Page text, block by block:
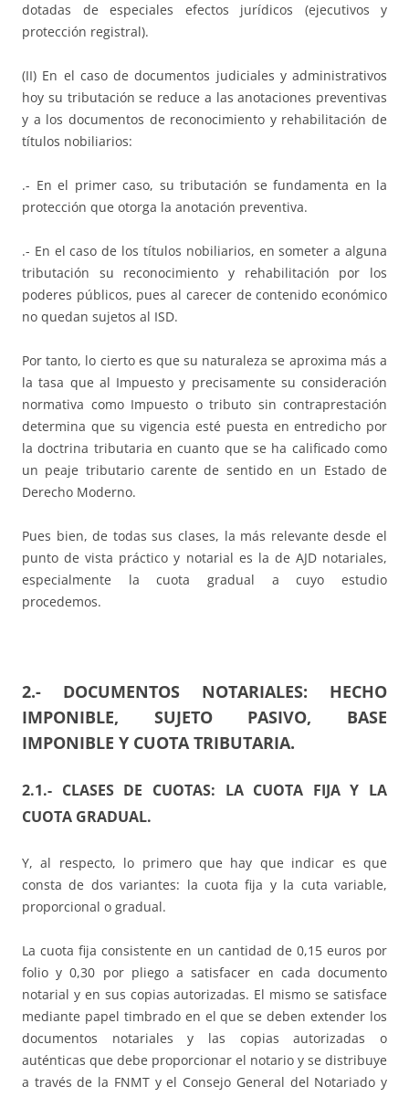
dotadas de especiales efectos jurídicos (ejecutivos y
protección registral).
(II) En el caso de documentos judiciales y administrativos
hoy su tributación se reduce a las anotaciones preventivas
y a los documentos de reconocimiento y rehabilitación de
títulos nobiliarios:
.- En el primer caso, su tributación se fundamenta en la
protección que otorga la anotación preventiva.
.- En el caso de los títulos nobiliarios, en someter a alguna
tributación su reconocimiento y rehabilitación por los
poderes públicos, pues al carecer de contenido económico
no quedan sujetos al ISD.
Por tanto, lo cierto es que su naturaleza se aproxima más a
la tasa que al Impuesto y precisamente su consideración
normativa como Impuesto o tributo sin contraprestación
determina que su vigencia esté puesta en entredicho por
la doctrina tributaria en cuanto que se ha calificado como
un peaje tributario carente de sentido en un Estado de
Derecho Moderno.
Pues bien, de todas sus clases, la más relevante desde el
punto de vista práctico y notarial es la de AJD notariales,
especialmente la cuota gradual a cuyo estudio
procedemos.
2.- DOCUMENTOS NOTARIALES: HECHO
IMPONIBLE, SUJETO PASIVO, BASE
IMPONIBLE Y CUOTA TRIBUTARIA.
2.1.- CLASES DE CUOTAS: LA CUOTA FIJA Y LA
CUOTA GRADUAL.
Y, al respecto, lo primero que hay que indicar es que
consta de dos variantes: la cuota fija y la cuta variable,
proporcional o gradual.
La cuota fija consistente en un cantidad de 0,15 euros por
folio y 0,30 por pliego a satisfacer en cada documento
notarial y en sus copias autorizadas. El mismo se satisface
mediante papel timbrado en el que se deben extender los
documentos notariales y las copias autorizadas o
auténticas que debe proporcionar el notario y se distribuye
a través de la FNMT y el Consejo General del Notariado y